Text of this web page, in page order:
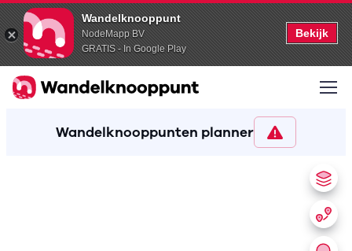
Wandelknooppunt
NodeMapp BV
GRATIS - In Google Play
Bekijk
Wandelknooppunten planner